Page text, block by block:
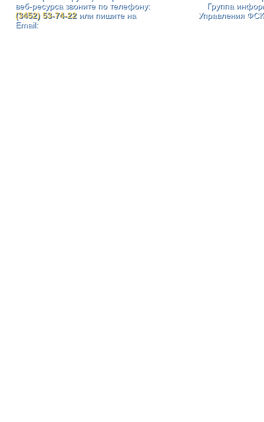
веб-ресурса звоните по телефону:
(3452) 53-74-22 или пишите на
Email:
Группа
Управления